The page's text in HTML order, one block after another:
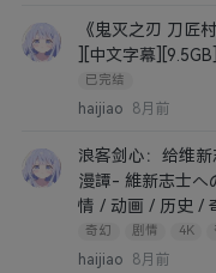
《鬼灭之刃 刀匠
][中文字幕][9.5GB]
已完结
haijiao 8月前
浪客剑心：给维
漫譚- 維新志士へ
情 / 动画 / 历史 /
奇幻
剧情 4K
haijiao 8月前